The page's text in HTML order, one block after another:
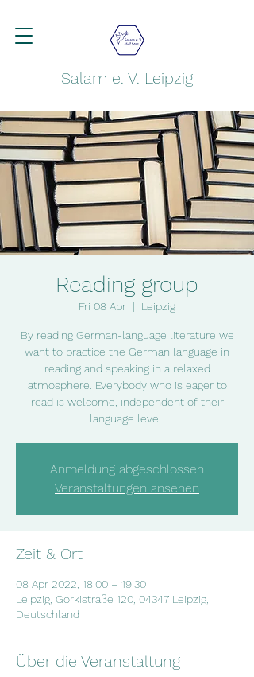
Salam e. V. Leipzig
Reading group
Fri 08 Apr
  |
Leipzig
By reading German-language literature we
want to practice the German language in
reading and speaking in a relaxed
atmosphere. Everybody who is eager to
read is welcome, independent of their
language level.
Anmeldung abgeschlossen
Veranstaltungen ansehen
Zeit & Ort
08 Apr 2022, 18:00 – 19:30
Leipzig, Gorkistraße 120, 04347 Leipzig,
Deutschland
Über die Veranstaltung